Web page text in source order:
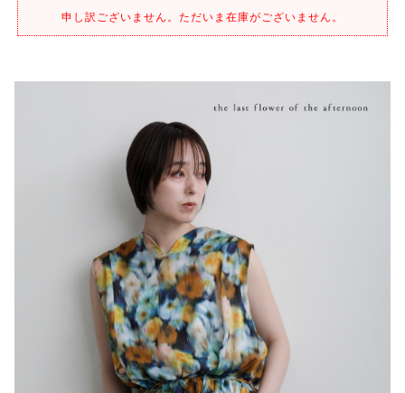
申し訳ございません。ただいま在庫がございません。